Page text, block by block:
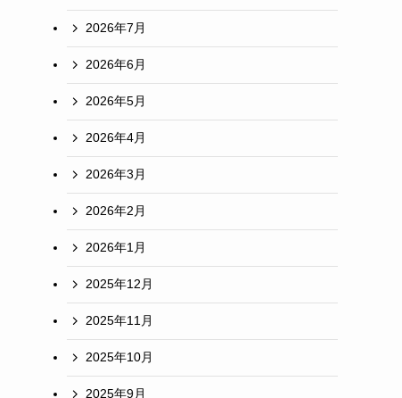
2026年7月
2026年6月
2026年5月
2026年4月
2026年3月
2026年2月
2026年1月
2025年12月
2025年11月
2025年10月
2025年9月